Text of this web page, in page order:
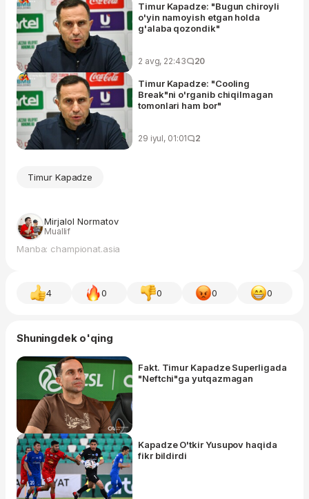
Timur Kapadze: "Bugun chiroyli
o'yin namoyish etgan holda
g'alaba qozondik"
2 avg, 22:43 20
Timur Kapadze: "Cooling
Break"ni o'rganib chiqilmagan
tomonlari ham bor"
29 iyul, 01:01 2
Timur Kapadze
Mirjalol Normatov
Muallif
Manba: championat.asia
4 0 0 0 0
Shuningdek o'qing
Fakt. Timur Kapadze Superligada
"Neftchi"ga yutqazmagan
Kapadze O'tkir Yusupov haqida
fikr bildirdi